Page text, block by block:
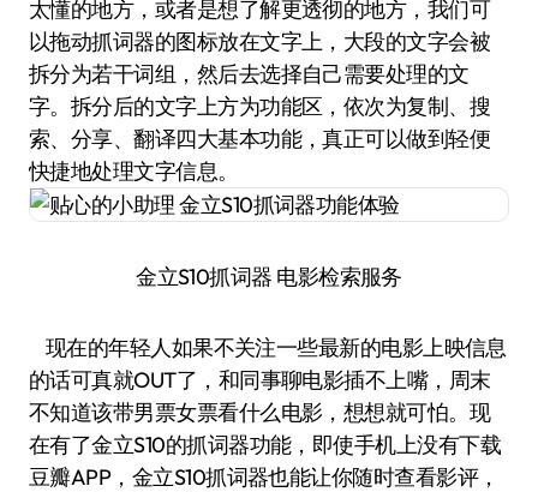
太懂的地方，或者是想了解更透彻的地方，我们可
以拖动抓词器的图标放在文字上，大段的文字会被
拆分为若干词组，然后去选择自己需要处理的文
字。拆分后的文字上方为功能区，依次为复制、搜
索、分享、翻译四大基本功能，真正可以做到轻便
快捷地处理文字信息。
金立S10抓词器 电影检索服务
现在的年轻人如果不关注一些最新的电影上映信息
的话可真就OUT了，和同事聊电影插不上嘴，周末
不知道该带男票女票看什么电影，想想就可怕。现
在有了金立S10的抓词器功能，即使手机上没有下载
豆瓣APP，金立S10抓词器也能让你随时查看影评，